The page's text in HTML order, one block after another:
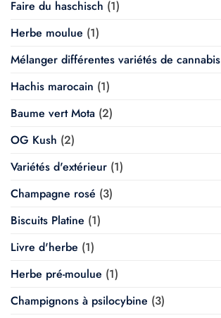
Faire du haschisch (1)
Herbe moulue (1)
Mélanger différentes variétés de cannabis
Hachis marocain (1)
Baume vert Mota (2)
OG Kush (2)
Variétés d'extérieur (1)
Champagne rosé (3)
Biscuits Platine (1)
Livre d'herbe (1)
Herbe pré-moulue (1)
Champignons à psilocybine (3)